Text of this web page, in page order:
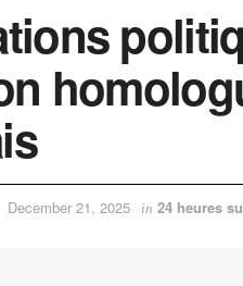
December 21, 2025 in 24 heures